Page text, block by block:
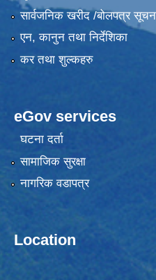
सार्वजनिक खरीद /बोलपत्र
एन, कानुन तथा निर्देशिका
कर तथा शुल्कहरु
eGov services
घटना दर्ता
सामाजिक सुरक्षा
नागरिक वडापत्र
Location